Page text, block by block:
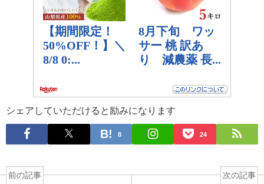
シェアしていただけると励みになります
8 24
前の記事 次の記事